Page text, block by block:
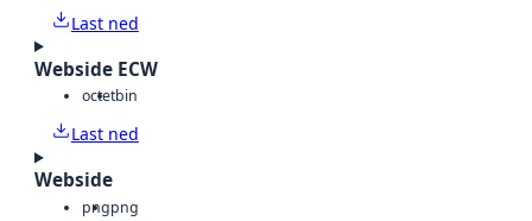
Last ned
Webside ECW
octetbin
Last ned
Webside
pngpng